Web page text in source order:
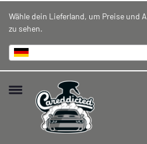
Wähle dein Lieferland, um Preise und
zu sehen.